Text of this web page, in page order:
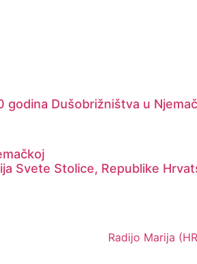
godina Dušobrižništva u
Svete Stolice, Republike